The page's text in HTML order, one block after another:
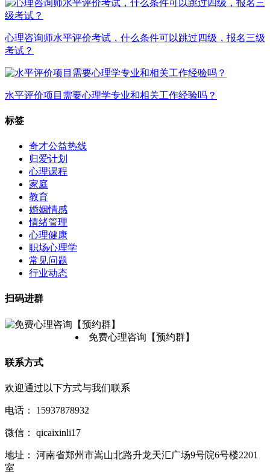
心理咨询师水平评价考试，什么条件可以跳过四级，报名三级
考试？
水平评价项目需要心理学专业和相关工作经验吗？
标签
奇才公益热线
归爱计划
心理课程
家庭
教育
婚姻情感
情绪管理
心理健康
职场心理学
常见问题
行业动态
扫码进群
免费心理咨询【预约群】
联系方式
欢迎通过以下方式与我们联系
电话： 15937878932
微信： qicaixinli17
地址：
河南省郑州市嵩山北路升龙天汇广场9号院6号楼2201
室